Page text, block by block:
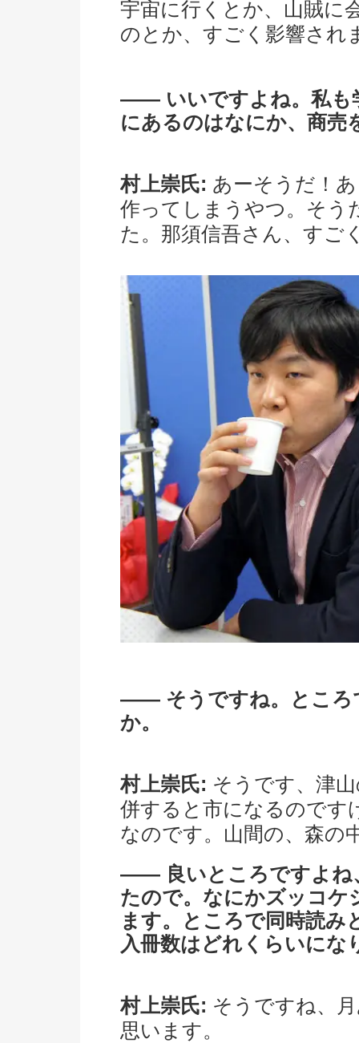
宇宙に行くとか、山賊に
のとか、すごく影響され
―― いいですよね。私も
にあるのはなにか、商
村上崇氏: あーそうだ！
作ってしまうやつ。そう
た。那須信吾さん、すご
―― そうですね。ところ
か。
村上崇氏: そうです、津
併すると市になるのです
なのです。山間の、森の
―― 良いところですよね
たので。なにかズッコケ
ます。ところで同時読み
入冊数はどれくらいにな
村上崇氏: そうですね、
思います。